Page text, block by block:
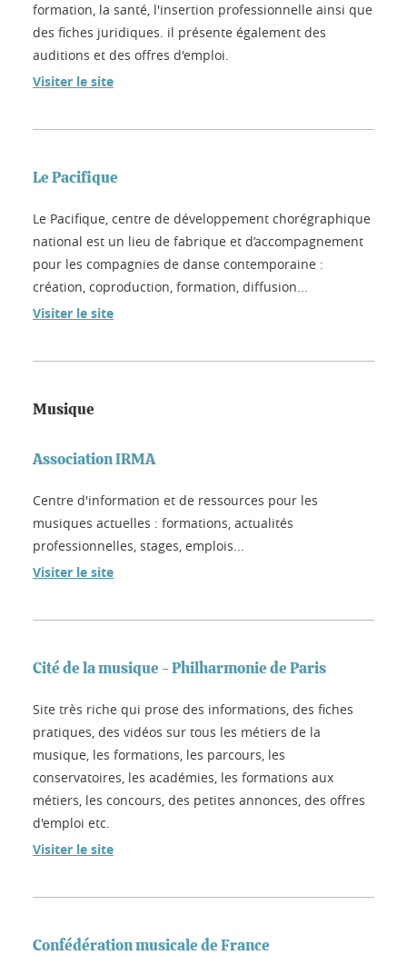
formation, la santé, l'insertion professionnelle ainsi que
des fiches juridiques. il présente également des
auditions et des offres d'emploi.
Visiter le site
Le Pacifique
Le Pacifique, centre de développement chorégraphique
national est un lieu de fabrique et d’accompagnement
pour les compagnies de danse contemporaine :
création, coproduction, formation, diffusion...
Visiter le site
Musique
Association IRMA
Centre d'information et de ressources pour les
musiques actuelles : formations, actualités
professionnelles, stages, emplois...
Visiter le site
Cité de la musique - Philharmonie de Paris
Site très riche qui prose des informations, des fiches
pratiques, des vidéos sur tous les métiers de la
musique, les formations, les parcours, les
conservatoires, les académies, les formations aux
métiers, les concours, des petites annonces, des offres
d'emploi etc.
Visiter le site
Confédération musicale de France